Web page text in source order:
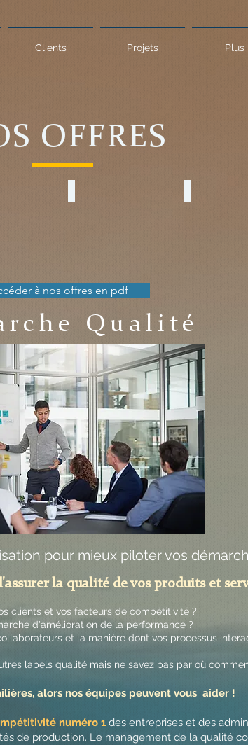
Clients Projets Plus
OFFRES
à nos offres en pdf
Qualité
pour mieux piloter vos
la qualité de vos produits et
clients et vos facteurs de compétitivité ?
d'amélioration de la performance ?
et la manière dont vos processus
labels qualité mais ne savez pas par où
alors nos équipes peuvent vous aider !
numéro 1 des entreprises et des
de production. Le management de la qualité